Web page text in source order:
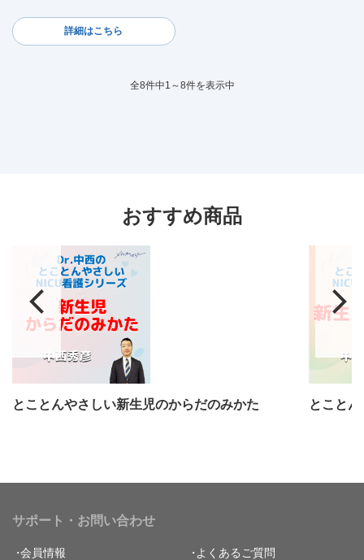
詳細はこちら
全8件中1～8件を表示中
おすすめ商品
とことんやさしい新生児のからだのみかた とこと
サポート・お問い合わせ
会員情報 よくあるご質問